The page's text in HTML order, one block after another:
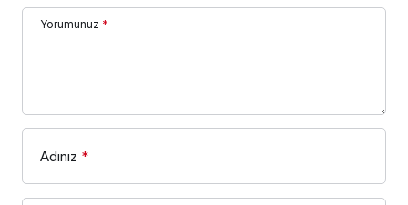
Yorumunuz *
Adınız *